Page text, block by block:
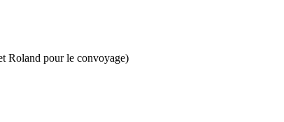
Roland pour le convoyage)